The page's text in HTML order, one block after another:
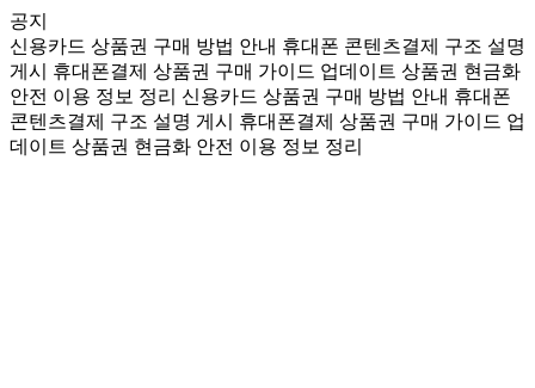
공지
신용카드 상품권 구매 방법 안내 휴대폰 콘텐츠결제 구조 설명
게시
휴대폰결제 상품권 구매 가이드 업데이트 상품권 현금화
안전 이용 정보 정리 신용카드 상품권 구매 방법 안내 휴대폰
콘텐츠결제 구조 설명 게시
휴대폰결제 상품권 구매 가이드 업
데이트 상품권 현금화 안전 이용 정보 정리